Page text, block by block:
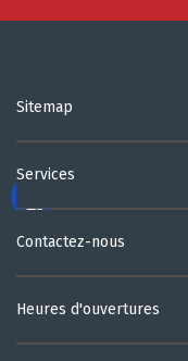
Sitemap
Services
Contactez-nous
Heures d'ouvertures